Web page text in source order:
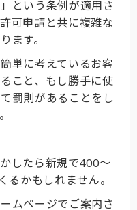
という条例が適用さ
可申請と共に複雑な
ます。
単に考えているお客
こと、もし勝手に使
罰則があることをし
したら新規で400～
るかもしれません。
ムページでご案内さ